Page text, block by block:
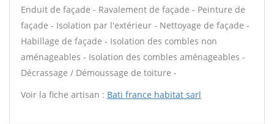
Enduit de façade - Ravalement de façade - Peinture de
façade - Isolation par l'extérieur - Nettoyage de façade -
Habillage de façade - Isolation des combles non
aménageables - Isolation des combles aménageables -
Décrassage / Démoussage de toiture -
Voir la fiche artisan : Bati france habitat sarl